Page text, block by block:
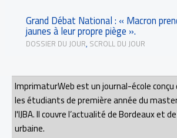
Grand Débat National : « Macron
jaunes à leur propre piège ».
DOSSIER DU JOUR, SCROLL DU JOUR
ImprimaturWeb est un journal-école
les étudiants de première année du
l'IJBA. Il couvre l’actualité de Bordeaux et
urbaine.